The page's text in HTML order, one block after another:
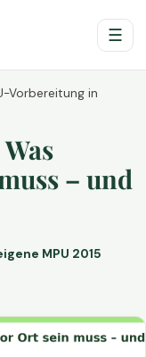
☰
Vorbereitung in
– und
MPU 2015